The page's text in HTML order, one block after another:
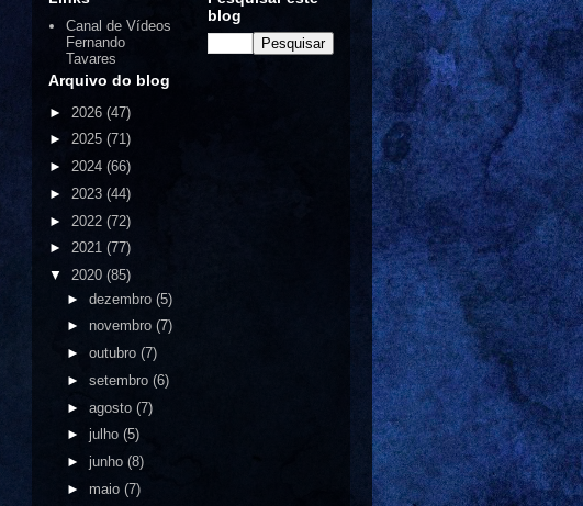
Canal de Vídeos
Fernando
Tavares
blog
Arquivo do blog
► 2026 (47)
► 2025 (71)
► 2024 (66)
► 2023 (44)
► 2022 (72)
► 2021 (77)
▼ 2020 (85)
► dezembro (5)
► novembro (7)
► outubro (7)
► setembro (6)
► agosto (7)
► julho (5)
► junho (8)
► maio (7)